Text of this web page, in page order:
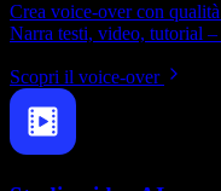
Crea voice-over con
Narra testi, video, tutorial
Scopri il voice-over